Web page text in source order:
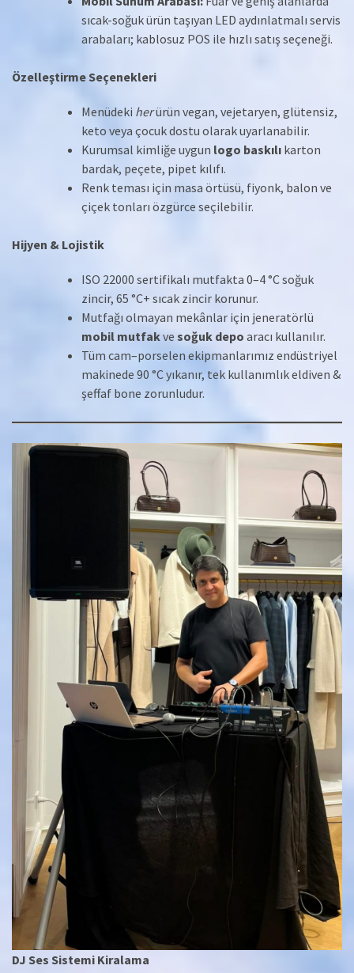
sıcak-soğuk ürün taşıyan LED aydınlatmalı servis
arabaları; kablosuz POS ile hızlı satış seçeneği.
Özelleştirme Seçenekleri
Menüdeki herürün vegan, vejetaryen, glütensiz,
keto veya çocuk dostu olarak uyarlanabilir.
Kurumsal kimliğe uygun logo baskılı karton
bardak, peçete, pipet kılıfı.
Renk teması için masa örtüsü, fiyonk, balon ve
çiçek tonları özgürce seçilebilir.
Hijyen & Lojistik
ISO 22000 sertifikalı mutfakta 0–4 °C soğuk
zincir, 65 °C+ sıcak zincir korunur.
Mutfağı olmayan mekânlar için jeneratörlü
mobil mutfakve soğuk depo aracı kullanılır.
Tüm cam–porselen ekipmanlarımız endüstriyel
makinede 90 °C yıkanır, tek kullanımlık eldiven &
şeffaf bone zorunludur.
DJ Ses Sistemi Kiralama